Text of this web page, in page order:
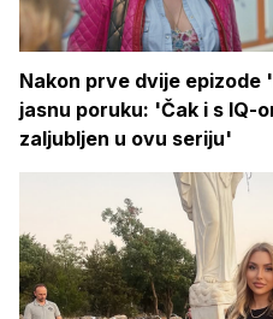
Nakon prve dvije epizode
jasnu poruku: 'Čak i s IQ-
zaljubljen u ovu seriju'